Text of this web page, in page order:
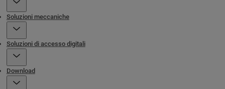
Soluzioni meccaniche
Soluzioni di accesso digitali
Download